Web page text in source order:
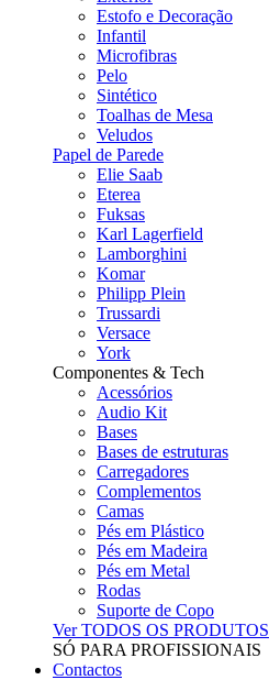
Estofo e Decoração
Infantil
Microfibras
Pelo
Sintético
Toalhas de Mesa
Veludos
Papel de Parede
Elie Saab
Eterea
Fuksas
Karl Lagerfield
Lamborghini
Komar
Philipp Plein
Trussardi
Versace
York
Componentes & Tech
Acessórios
Audio Kit
Bases
Bases de estruturas
Carregadores
Complementos
Camas
Pés em Plástico
Pés em Madeira
Pés em Metal
Rodas
Suporte de Copo
Ver TODOS OS PRODUTOS
SÓ PARA PROFISSIONAIS
Contactos